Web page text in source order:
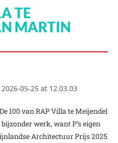
TE
MARTIN
100 van RAP Villa te Meijendel
werk, want P’s eigen
Architectuur Prijs 2025.